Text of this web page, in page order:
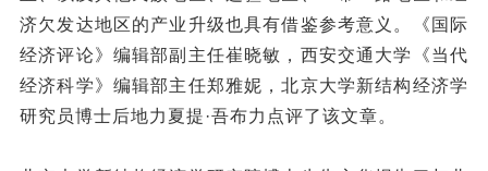
济欠发达地区的产业升级也具有借鉴参考意义。《国际
经济评论》编辑部副主任崔晓敏，西安交通大学《当代
经济科学》编辑部主任郑雅妮，北京大学新结构经济学
研究员博士后地力夏提·吾布力点评了该文章。